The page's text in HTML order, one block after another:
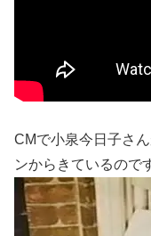
CMで小泉今日子さ
ンからきているので